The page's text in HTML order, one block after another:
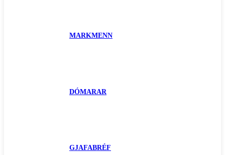
MARKMENN
DÓMARAR
GJAFABRÉF